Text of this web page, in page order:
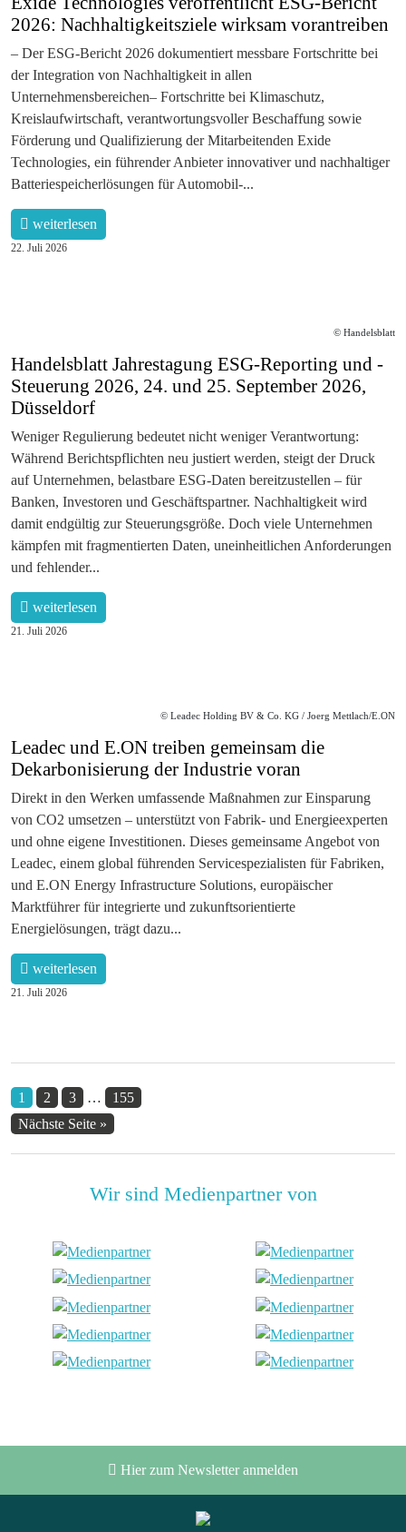
2026: Nachhaltigkeitsziele wirksam vorantreiben
– Der ESG-Bericht 2026 dokumentiert messbare Fortschritte bei
der Integration von Nachhaltigkeit in allen
Unternehmensbereichen– Fortschritte bei Klimaschutz,
Kreislaufwirtschaft, verantwortungsvoller Beschaffung sowie
Förderung und Qualifizierung der Mitarbeitenden Exide
Technologies, ein führender Anbieter innovativer und nachhaltiger
Batteriespeicherlösungen für Automobil-...
weiterlesen
22. Juli 2026
© Handelsblatt
Handelsblatt Jahrestagung ESG-Reporting und -
Steuerung 2026, 24. und 25. September 2026,
Düsseldorf
Weniger Regulierung bedeutet nicht weniger Verantwortung:
Während Berichtspflichten neu justiert werden, steigt der Druck
auf Unternehmen, belastbare ESG-Daten bereitzustellen – für
Banken, Investoren und Geschäftspartner. Nachhaltigkeit wird
damit endgültig zur Steuerungsgröße. Doch viele Unternehmen
kämpfen mit fragmentierten Daten, uneinheitlichen Anforderungen
und fehlender...
weiterlesen
21. Juli 2026
© Leadec Holding BV & Co. KG / Joerg Mettlach/E.ON
Leadec und E.ON treiben gemeinsam die
Dekarbonisierung der Industrie voran
Direkt in den Werken umfassende Maßnahmen zur Einsparung
von CO2 umsetzen – unterstützt von Fabrik- und Energieexperten
und ohne eigene Investitionen. Dieses gemeinsame Angebot von
Leadec, einem global führenden Servicespezialisten für Fabriken,
und E.ON Energy Infrastructure Solutions, europäischer
Marktführer für integrierte und zukunftsorientierte
Energielösungen, trägt dazu...
weiterlesen
21. Juli 2026
1 2 3 …
155
Nächste Seite »
Wir sind Medienpartner von
Hier zum Newsletter anmelden